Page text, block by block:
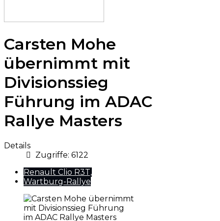
Carsten Mohe
übernimmt mit
Divisionssieg
Führung im ADAC
Rallye Masters
Details
Zugriffe: 6122
Renault Clio R3T,
Wartburg-Rallye